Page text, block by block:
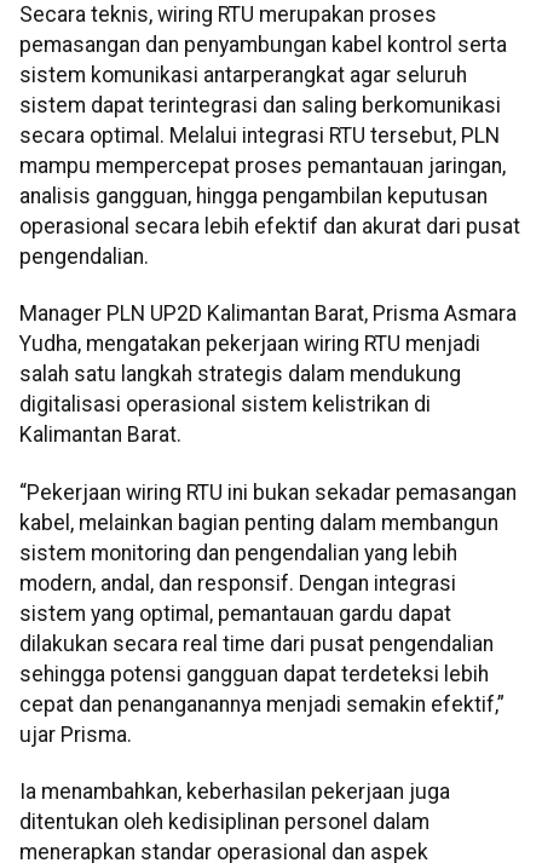
Secara teknis, wiring RTU merupakan proses
pemasangan dan penyambungan kabel kontrol serta
sistem komunikasi antarperangkat agar seluruh
sistem dapat terintegrasi dan saling berkomunikasi
secara optimal. Melalui integrasi RTU tersebut, PLN
mampu mempercepat proses pemantauan jaringan,
analisis gangguan, hingga pengambilan keputusan
operasional secara lebih efektif dan akurat dari pusat
pengendalian.
Manager PLN UP2D Kalimantan Barat, Prisma Asmara
Yudha, mengatakan pekerjaan wiring RTU menjadi
salah satu langkah strategis dalam mendukung
digitalisasi operasional sistem kelistrikan di
Kalimantan Barat.
“Pekerjaan wiring RTU ini bukan sekadar pemasangan
kabel, melainkan bagian penting dalam membangun
sistem monitoring dan pengendalian yang lebih
modern, andal, dan responsif. Dengan integrasi
sistem yang optimal, pemantauan gardu dapat
dilakukan secara real time dari pusat pengendalian
sehingga potensi gangguan dapat terdeteksi lebih
cepat dan penanganannya menjadi semakin efektif,”
ujar Prisma.
Ia menambahkan, keberhasilan pekerjaan juga
ditentukan oleh kedisiplinan personel dalam
menerapkan standar operasional dan aspek